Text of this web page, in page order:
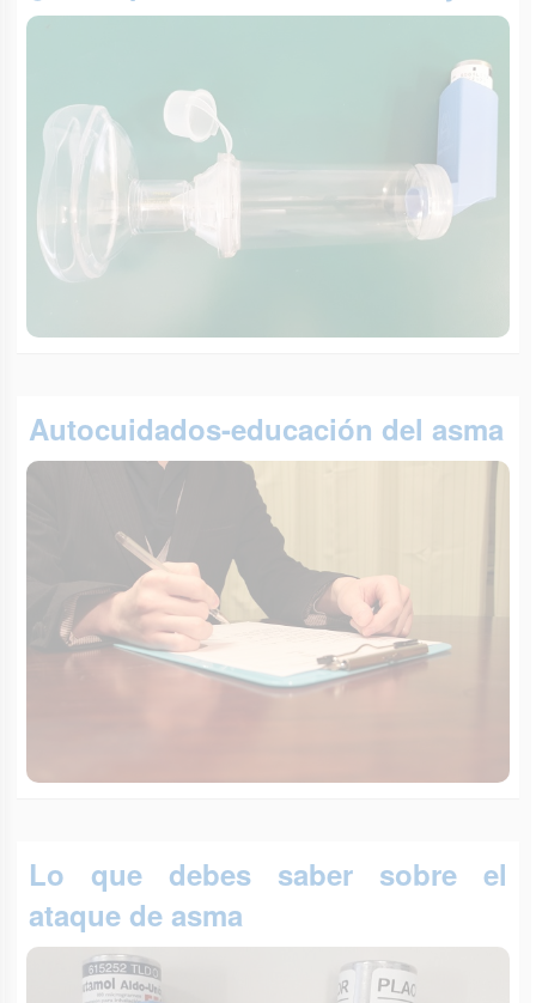
Autocuidados-educación del asma
Lo que debes saber sobre el
ataque de asma